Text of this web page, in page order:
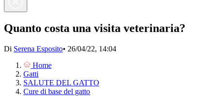
Quanto costa una visita veterinaria?
Di Serena Esposito• 26/04/22, 14:04
Home
Gatti
SALUTE DEL GATTO
Cure di base del gatto